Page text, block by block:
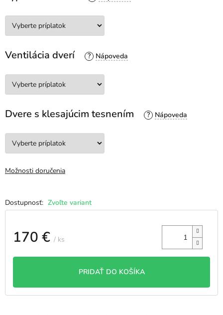
Zvoľte variant
Ventilácia dverí ?
Dvere s klesajúcim tesnením ?
Možnosti doručenia
170 € / ks
PRIDAŤ DO KOŠÍKA